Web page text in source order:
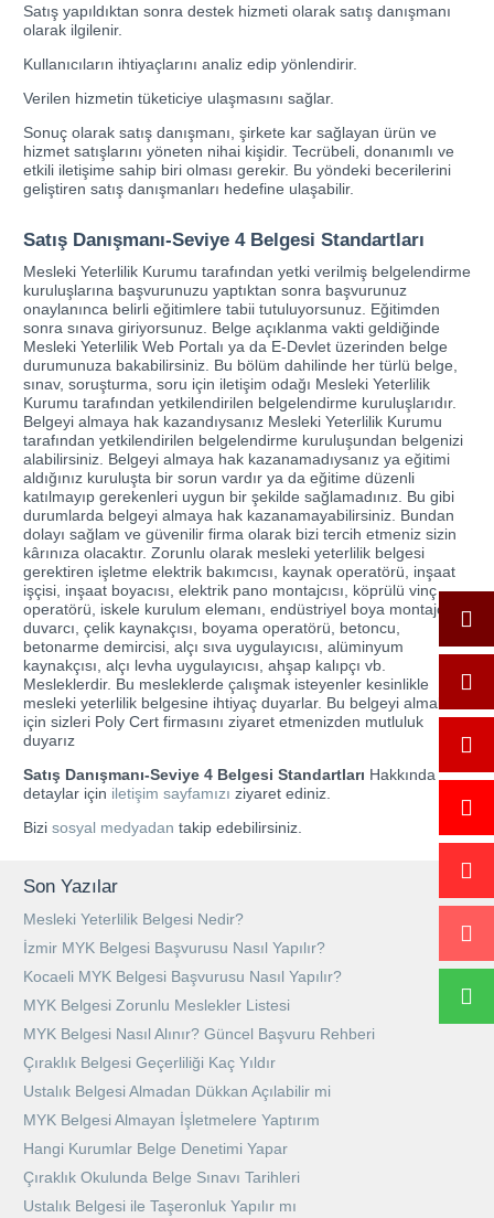
Satış yapıldıktan sonra destek hizmeti olarak satış danışmanı
olarak ilgilenir.
Kullanıcıların ihtiyaçlarını analiz edip yönlendirir.
Verilen hizmetin tüketiciye ulaşmasını sağlar.
Sonuç olarak satış danışmanı, şirkete kar sağlayan ürün ve
hizmet satışlarını yöneten nihai kişidir. Tecrübeli, donanımlı ve
etkili iletişime sahip biri olması gerekir. Bu yöndeki becerilerini
geliştiren satış danışmanları hedefine ulaşabilir.
Satış Danışmanı-Seviye 4 Belgesi Standartları
Mesleki Yeterlilik Kurumu tarafından yetki verilmiş belgelendirme
kuruluşlarına başvurunuzu yaptıktan sonra başvurunuz
onaylanınca belirli eğitimlere tabii tutuluyorsunuz. Eğitimden
sonra sınava giriyorsunuz. Belge açıklanma vakti geldiğinde
Mesleki Yeterlilik Web Portalı ya da E-Devlet üzerinden belge
durumunuza bakabilirsiniz. Bu bölüm dahilinde her türlü belge,
sınav, soruşturma, soru için iletişim odağı Mesleki Yeterlilik
Kurumu tarafından yetkilendirilen belgelendirme kuruluşlarıdır.
Belgeyi almaya hak kazandıysanız Mesleki Yeterlilik Kurumu
tarafından yetkilendirilen belgelendirme kuruluşundan belgenizi
alabilirsiniz. Belgeyi almaya hak kazanamadıysanız ya eğitimi
aldığınız kuruluşta bir sorun vardır ya da eğitime düzenli
katılmayıp gerekenleri uygun bir şekilde sağlamadınız. Bu gibi
durumlarda belgeyi almaya hak kazanamayabilirsiniz. Bundan
dolayı sağlam ve güvenilir firma olarak bizi tercih etmeniz sizin
kârınıza olacaktır. Zorunlu olarak mesleki yeterlilik belgesi
gerektiren işletme elektrik bakımcısı, kaynak operatörü, inşaat
işçisi, inşaat boyacısı, elektrik pano montajcısı, köprülü vinç
operatörü, iskele kurulum elemanı, endüstriyel boya montajcısı,
duvarcı, çelik kaynakçısı, boyama operatörü, betoncu,
betonarme demircisi, alçı sıva uygulayıcısı, alüminyum
kaynakçısı, alçı levha uygulayıcısı, ahşap kalıpçı vb.
Mesleklerdir. Bu mesleklerde çalışmak isteyenler kesinlikle
mesleki yeterlilik belgesine ihtiyaç duyarlar. Bu belgeyi almak
için sizleri Poly Cert firmasını ziyaret etmenizden mutluluk
duyarız
Satış Danışmanı-Seviye 4 Belgesi Standartları Hakkında
detaylar için iletişim sayfamızı ziyaret ediniz.
Bizi sosyal medyadan takip edebilirsiniz.
Son Yazılar
Mesleki Yeterlilik Belgesi Nedir?
İzmir MYK Belgesi Başvurusu Nasıl Yapılır?
Kocaeli MYK Belgesi Başvurusu Nasıl Yapılır?
MYK Belgesi Zorunlu Meslekler Listesi
MYK Belgesi Nasıl Alınır? Güncel Başvuru Rehberi
Çıraklık Belgesi Geçerliliği Kaç Yıldır
Ustalık Belgesi Almadan Dükkan Açılabilir mi
MYK Belgesi Almayan İşletmelere Yaptırım
Hangi Kurumlar Belge Denetimi Yapar
Çıraklık Okulunda Belge Sınavı Tarihleri
Ustalık Belgesi ile Taşeronluk Yapılır mı